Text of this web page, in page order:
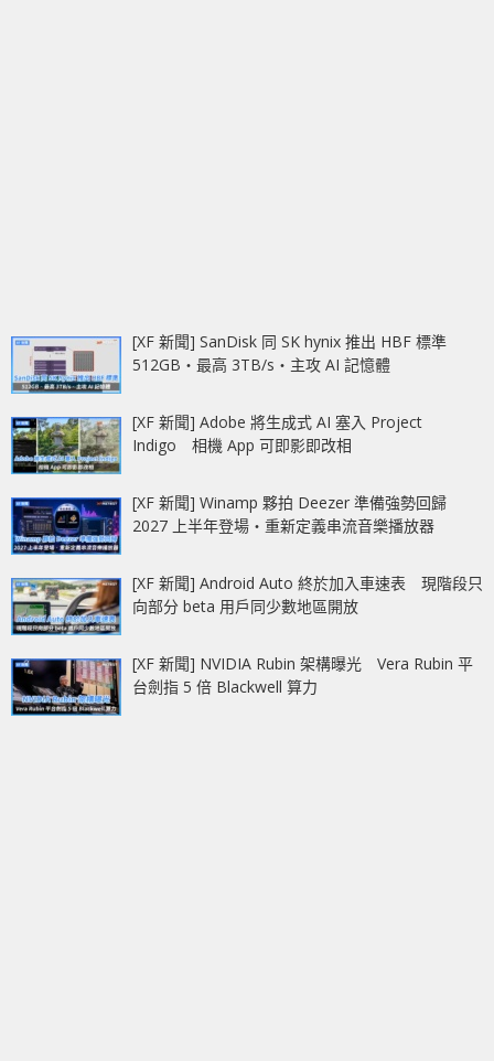
[XF 新聞] SanDisk 同 SK hynix 推出 HBF 標準
512GB‧最高 3TB/s‧主攻 AI 記憶體
[XF 新聞] Adobe 將生成式 AI 塞入 Project
Indigo 相機 App 可即影即改相
[XF 新聞] Winamp 夥拍 Deezer 準備強勢回歸
2027 上半年登場‧重新定義串流音樂播放器
[XF 新聞] Android Auto 終於加入車速表 現階段只
向部分 beta 用戶同少數地區開放
[XF 新聞] NVIDIA Rubin 架構曝光 Vera Rubin 平
台劍指 5 倍 Blackwell 算力